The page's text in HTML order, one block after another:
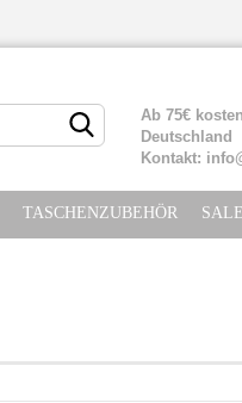
Konto
Ab 75€
Deutschland
Kontakt:
TASCHENZUBEHÖR SALE